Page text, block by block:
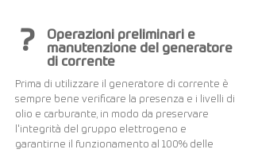
?
Operazioni preliminari e
manutenzione del generatore
di corrente
Prima di utilizzare il generatore di corrente è
sempre bene verificare la presenza e i livelli di
olio e carburante, in modo da preservare
l'integrità del gruppo elettrogeno e
garantirne il funzionamento al 100% delle